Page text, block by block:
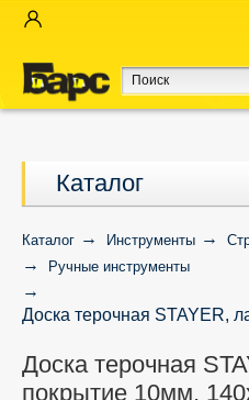
Каталог
Каталог Инструменты
Ручные инструменты
Доска терочная STAYER,
Доска терочная
покрытие 10мм,